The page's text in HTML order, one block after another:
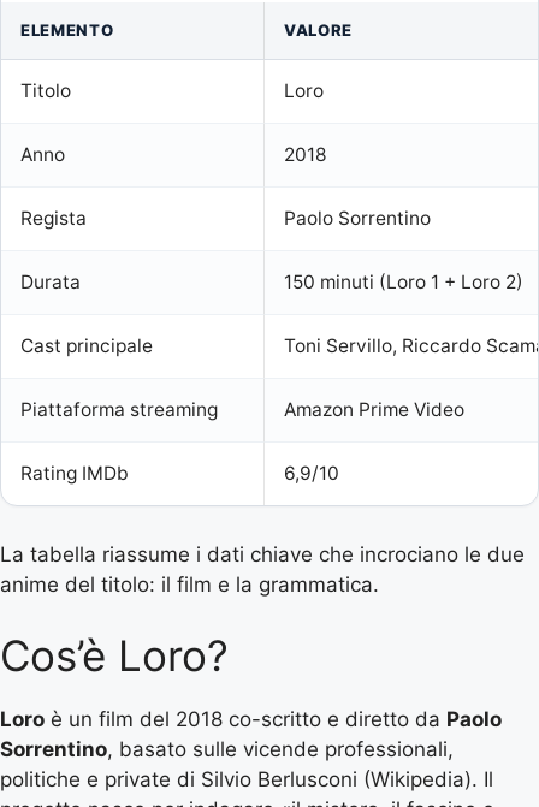
ELEMENTO VALORE
Titolo Loro
Anno 2018
Regista Paolo Sorrentino
Durata 150 minuti (Loro 1 + Loro 2)
Cast principale Toni Servillo, Riccardo
Piattaforma streaming Amazon Prime Video
Rating IMDb 6,9/10
La tabella riassume i dati chiave che incrociano le due
anime del titolo: il film e la grammatica.
Cos’è Loro?
Loro è un film del 2018 co-scritto e diretto da Paolo
Sorrentino, basato sulle vicende professionali,
politiche e private di Silvio Berlusconi (Wikipedia). Il